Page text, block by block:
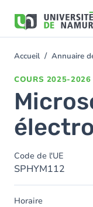
contenu
You
Accueil Annuaire
COURS 2025-2026
Code de l'UE
SPHYM112
Horaire